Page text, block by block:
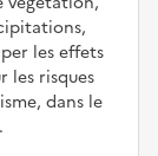
les effets
les risques
dans le